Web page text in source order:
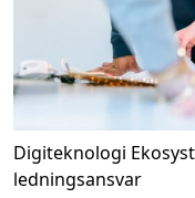
Digiteknologi
ledningsansvar